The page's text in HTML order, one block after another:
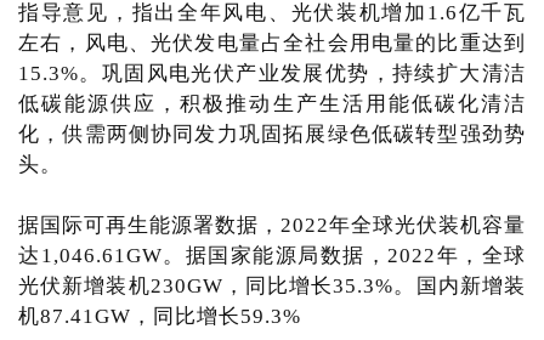
指导意见，指出全年风电、光伏装机增加1.6亿千瓦
左右，风电、光伏发电量占全社会用电量的比重达到
15.3%。巩固风电光伏产业发展优势，持续扩大清洁
低碳能源供应，积极推动生产生活用能低碳化清洁
化，供需两侧协同发力巩固拓展绿色低碳转型强劲势
头。
据国际可再生能源署数据，2022年全球光伏装机容量
达1,046.61GW。据国家能源局数据，2022年，全球
光伏新增装机230GW，同比增长35.3%。国内新增装
机87.41GW，同比增长59.3%